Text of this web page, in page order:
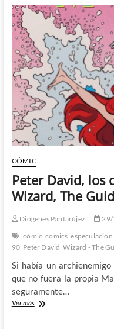
de
Factor
Wizard,
The
Guide
to
Comics
#7
(III)
CÓMIC
Peter David, los
Wizard, The
Diógenes Pantarújez 29/
cómic comics especulación
90 Peter David Wizard - The
Si había un
que no fuera la propia
seguramente…
Ver másPeter